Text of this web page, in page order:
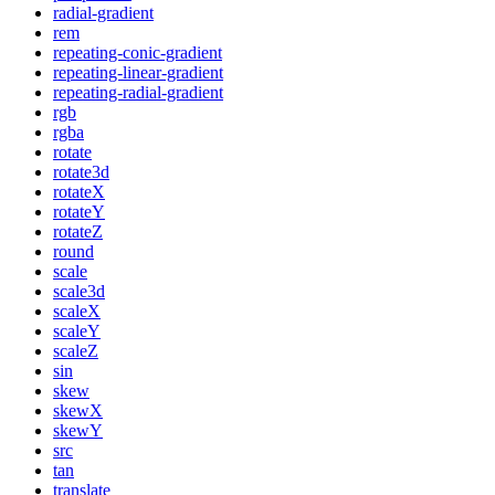
radial-gradient
rem
repeating-conic-gradient
repeating-linear-gradient
repeating-radial-gradient
rgb
rgba
rotate
rotate3d
rotateX
rotateY
rotateZ
round
scale
scale3d
scaleX
scaleY
scaleZ
sin
skew
skewX
skewY
src
tan
translate